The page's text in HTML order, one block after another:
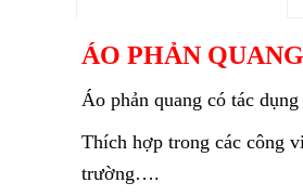
ÁO PHẢN
Áo phản quang có tác
Thích hợp trong các công
trường….